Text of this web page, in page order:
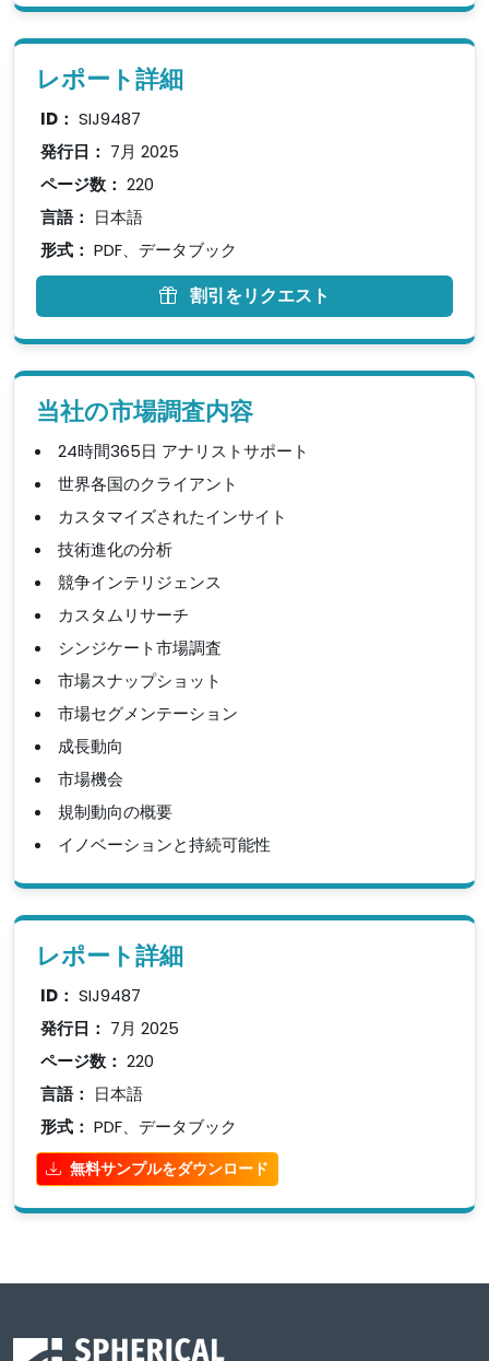
レポート詳細
ID： SIJ9487
発行日： 7月 2025
ページ数： 220
言語： 日本語
形式： PDF、データブック
割引をリクエスト
当社の市場調査内容
24時間365日 アナリストサポート
世界各国のクライアント
カスタマイズされたインサイト
技術進化の分析
競争インテリジェンス
カスタムリサーチ
シンジケート市場調査
市場スナップショット
市場セグメンテーション
成長動向
市場機会
規制動向の概要
イノベーションと持続可能性
レポート詳細
ID： SIJ9487
発行日： 7月 2025
ページ数： 220
言語： 日本語
形式： PDF、データブック
無料サンプルをダウンロード